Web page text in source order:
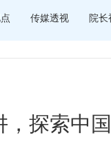
传媒透视 院长
，探索中